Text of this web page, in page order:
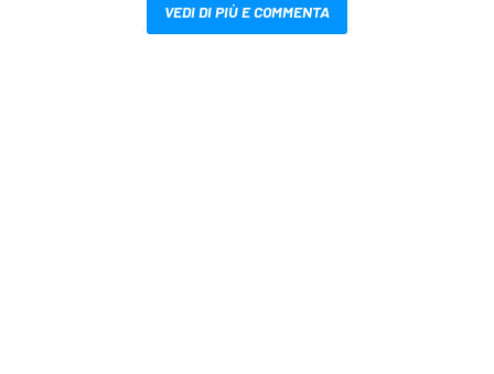
VEDI DI PIÙ E COMMENTA